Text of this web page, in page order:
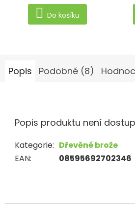
Do košíku
Popis Podobné (8)
Popis produktu není
Kategorie: Dřevěné brože
EAN: 08595692702346